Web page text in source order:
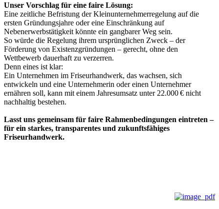
Unser Vorschlag für eine faire Lösung:
Eine zeitliche Befristung der Kleinunternehmerregelung auf die
ersten Gründungsjahre oder eine Einschränkung auf
Nebenerwerbstätigkeit könnte ein gangbarer Weg sein.
So würde die Regelung ihrem ursprünglichen Zweck – der
Förderung von Existenzgründungen – gerecht, ohne den
Wettbewerb dauerhaft zu verzerren.
Denn eines ist klar:
Ein Unternehmen im Friseurhandwerk, das wachsen, sich
entwickeln und eine Unternehmerin oder einen Unternehmer
ernähren soll, kann mit einem Jahresumsatz unter 22.000 € nicht
nachhaltig bestehen.
Lasst uns gemeinsam für faire Rahmenbedingungen eintreten –
für ein starkes, transparentes und zukunftsfähiges
Friseurhandwerk.